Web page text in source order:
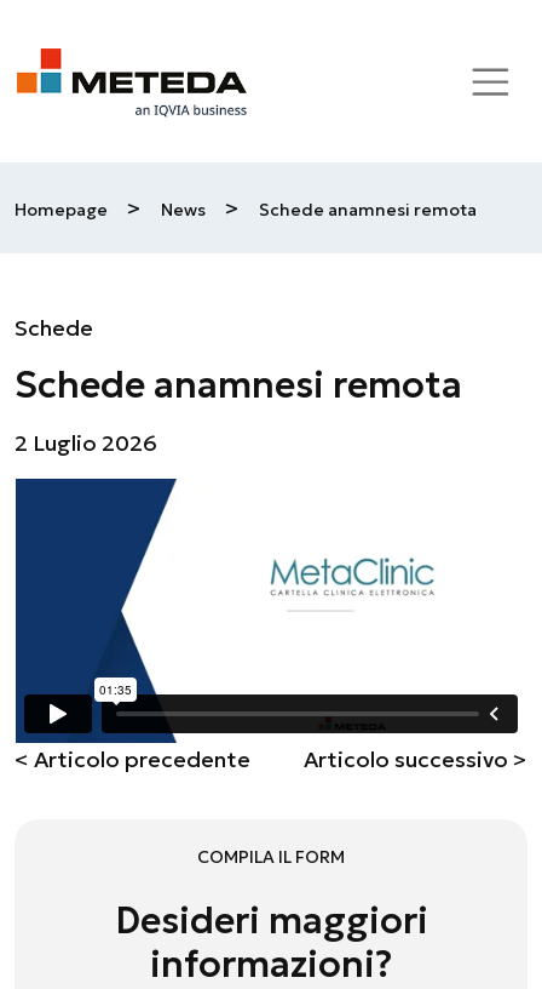
Skip to main content
Homepage > News > Schede anamnesi remota
Schede
Schede anamnesi remota
2 Luglio 2026
< Articolo precedente Articolo successivo >
COMPILA IL FORM
Desideri maggiori
informazioni?